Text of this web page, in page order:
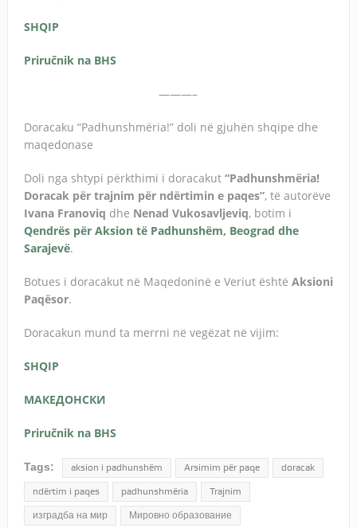
SHQIP
Priručnik na BHS
———–
Doracaku “Padhunshmëria!” doli në gjuhën shqipe dhe
maqedonase
Doli nga shtypi përkthimi i doracakut “Padhunshmëria!
Doracak për trajnim për ndërtimin e paqes”, të autorëve
Ivana Franoviq dhe Nenad Vukosavljeviq, botim i
Qendrës për Aksion të Padhunshëm, Beograd dhe
Sarajevë.
Botues i doracakut në Maqedoninë e Veriut është Aksioni
Paqësor.
Doracakun mund ta merrni në vegëzat në vijim:
SHQIP
МАКЕДОНСКИ
Priručnik na BHS
Tags: aksion i padhunshëm Arsimim për paqe doracak
ndërtim i paqes padhunshmëria Trajnim
изградба на мир Мировно образование